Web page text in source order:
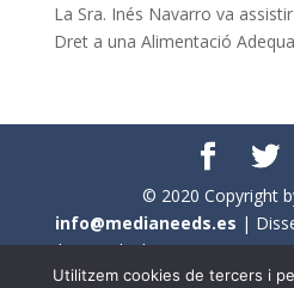
La Sra. Inés Navarro va
Dret a una Alimentació
© 2020 Copyright
info@medianeeds.es |
| Tots els drets reservats a
Avís per
Utilitzem cookies de tercers i